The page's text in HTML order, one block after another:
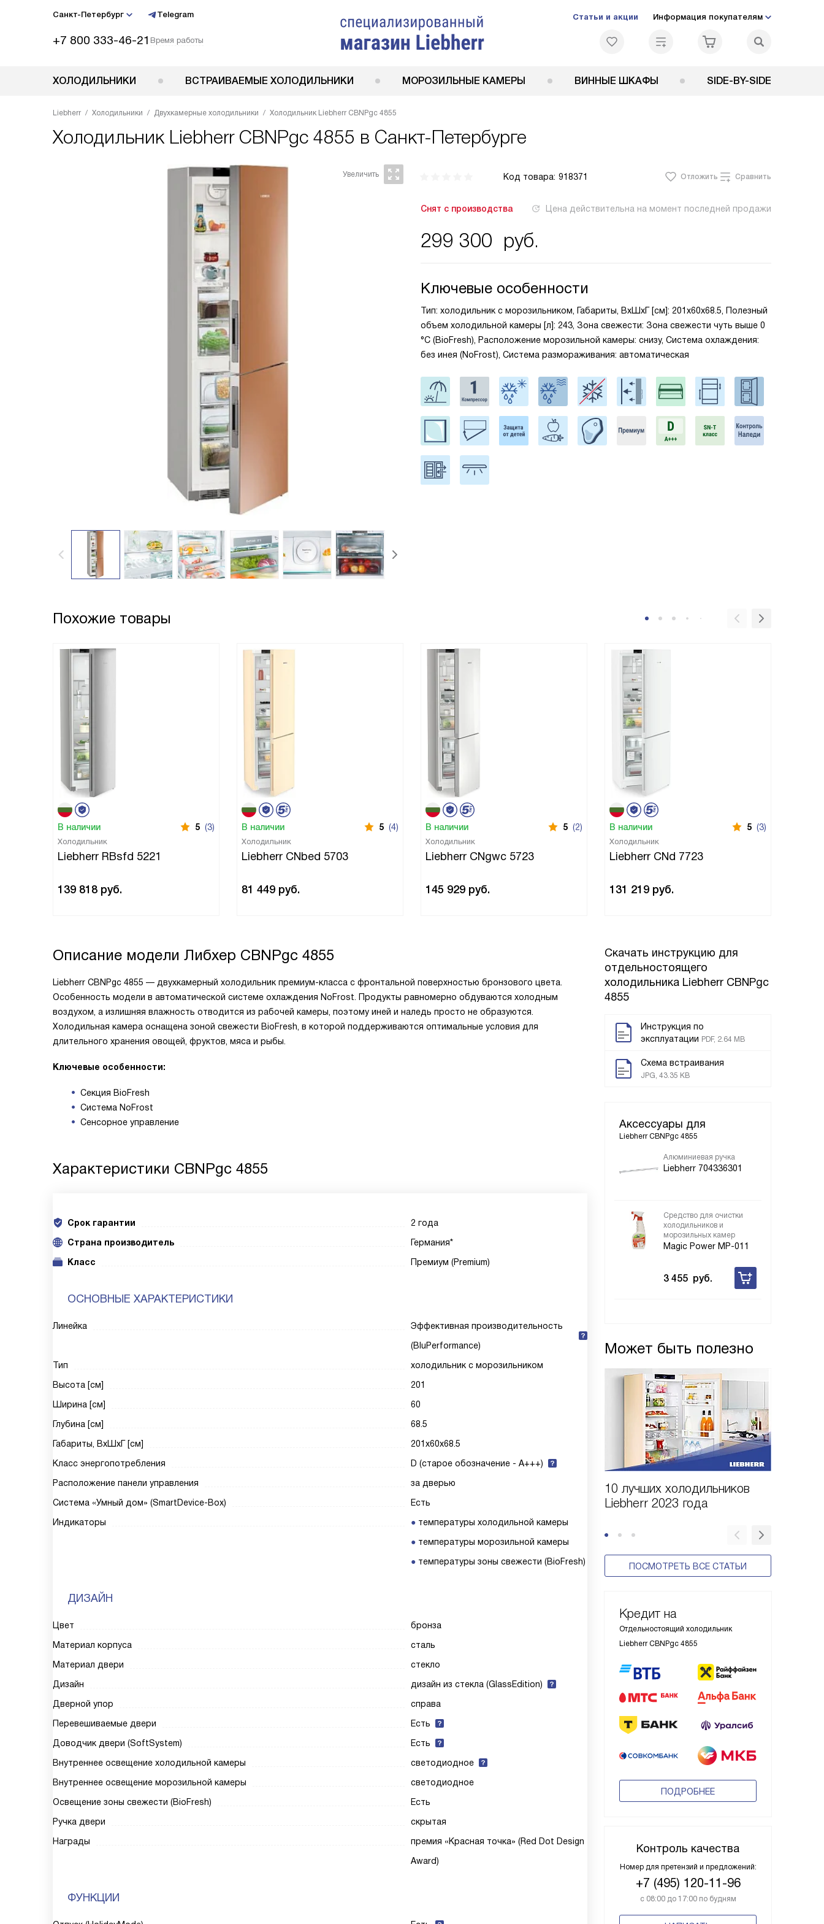
Санкт-Петербург Telegram
+7 800 333-46-21 Время работы
Статьи и акции Информация покупателям
ХОЛОДИЛЬНИКИ ВСТРАИВАЕМЫЕ ХОЛОДИЛЬНИКИ МОРОЗИЛЬНЫЕ КАМЕРЫ ВИННЫЕ ШКАФЫ SIDE-BY-SIDE
Liebherr Холодильники Двухкамерные холодильники Холодильник Liebherr CBNPgc 4855
Холодильник Liebherr CBNPgc 4855 в Санкт-Петербурге
Код товара: 918371 Отложить Сравнить
Снят с производства Цена действительна на момент последней продажи
299 300 руб.
Ключевые особенности
Тип: холодильник с морозильником, Габариты, ВxШxГ [см]: 201x60x68.5, Полезный
объем холодильной камеры [л]: 243, Зона свежести: Зона свежести чуть выше 0
°С (BioFresh), Расположение морозильной камеры: снизу, Система охлаждения:
без инея (NoFrost), Система размораживания: автоматическая
Похожие товары
В наличии 5 (3)
Холодильник
Liebherr RBsfd 5221
139 818 руб.
В наличии 5 (4)
Холодильник
Liebherr CNbed 5703
81 449 руб.
В наличии 5 (2)
Холодильник
Liebherr CNgwc 5723
145 929 руб.
В наличии 5 (3)
Холодильник
Liebherr CNd 7723
131 219 руб.
Скачать инструкцию для
отдельностоящего
холодильника Liebherr CBNPgc
4855
Инструкция по
эксплуатации PDF, 2.64 MB
Схема встраивания
JPG, 43.35 KB
Аксессуары для
Liebherr CBNPgc 4855
Алюминиевая ручка
Liebherr 704336301
Средство для очистки
холодильников и
морозильных камер
Magic Power MP-011
3 455 руб.
Может быть полезно
10 лучших холодильников
Liebherr 2023 года
ПОСМОТРЕТЬ ВСЕ СТАТЬИ
Кредит на
Отдельностоящий холодильник
Liebherr CBNPgc 4855
ПОДРОБНЕЕ
Контроль качества
Номер для претензий и предложений:
+7 (495) 120-11-96
с 08:00 до 17:00 по будням
Описание модели Либхер CBNPgc 4855
Liebherr CBNPgс 4855 — двухкамерный холодильник премиум-класса с фронтальной поверхностью бронзового цвета.
Особенность модели в автоматической системе охлаждения NoFrost. Продукты равномерно обдуваются холодным
воздухом, а излишняя влажность отводится из рабочей камеры, поэтому иней и наледь просто не образуются.
Холодильная камера оснащена зоной свежести BioFresh, в которой поддерживаются оптимальные условия для
длительного хранения овощей, фруктов, мяса и рыбы.
Ключевые особенности:
Секция BioFresh
Система NoFrost
Сенсорное управление
Характеристики CBNPgc 4855
Срок гарантии
2 года
Cтрана производитель
Германия*
Класс
Премиум (Premium)
ОСНОВНЫЕ ХАРАКТЕРИСТИКИ
Линейка
Эффективная производительность
(BluPerformance)
Тип
холодильник с морозильником
Высота [см]
201
Ширина [см]
60
Глубина [см]
68.5
Габариты, ВxШxГ [см]
201x60x68.5
Класс энергопотребления
D (старое обозначение - A+++)
Расположение панели управления
за дверью
Система «Умный дом» (SmartDevice-Box)
Есть
Индикаторы
температуры холодильной камеры
температуры морозильной камеры
температуры зоны свежести (BioFresh)
ДИЗАЙН
Цвет
бронза
Материал корпуса
сталь
Материал двери
стекло
Дизайн
дизайн из стекла (GlassEdition)
Дверной упор
справа
Перевешиваемые двери
Есть
Доводчик двери (SoftSystem)
Есть
Внутреннее освещение холодильной камеры
светодиодное
Внутреннее освещение морозильной камеры
светодиодное
Освещение зоны свежести (BioFresh)
Есть
Ручка двери
скрытая
Награды
премия «Красная точка» (Red Dot Design
Award)
ФУНКЦИИ